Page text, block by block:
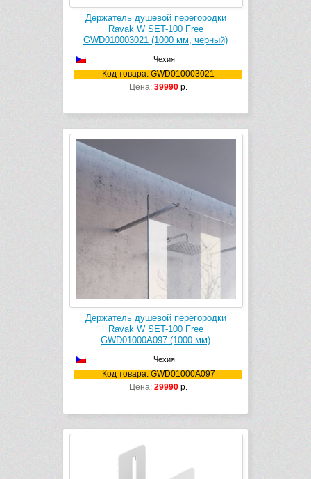
Держатель душевой перегородки
Ravak W SET-100 Free
GWD010003021 (1000 мм, черный)
Чехия
Код товара: GWD010003021
Цена: 39990 р.
Держатель душевой перегородки
Ravak W SET-100 Free
GWD01000A097 (1000 мм)
Чехия
Код товара: GWD01000A097
Цена: 29990 р.